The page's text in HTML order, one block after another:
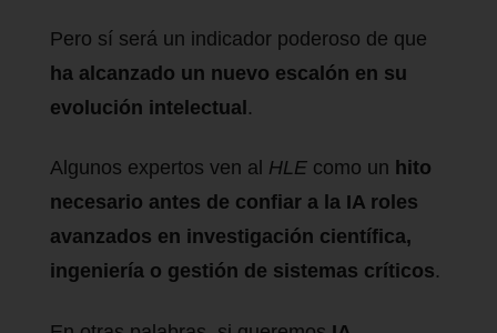
Pero sí será un indicador poderoso de que
ha alcanzado un nuevo escalón en su
evolución intelectual.
Algunos expertos ven al HLE como un hito
necesario antes de confiar a la IA roles
avanzados en investigación científica,
ingeniería o gestión de sistemas críticos.